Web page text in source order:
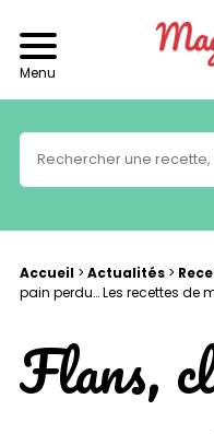
Menu
Accueil> Actualités>
pain perdu… Les recettes de
Flans,